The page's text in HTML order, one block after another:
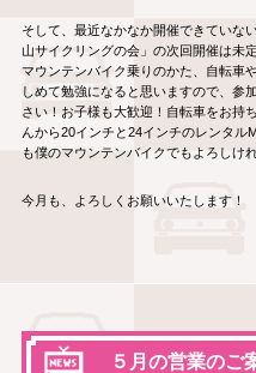
そして、最近なかなか開催できていな
山サイクリングの会」の次回開催は未定
マウンテンバイク乗りのかた、自転車
しめて勉強になると思いますので、参
さい！お子様も大歓迎！自転車をお持
んから20インチと24インチのレンタル
も僕のマウンテンバイクでもよろしけ
今月も、よろしくお願いいたします！
５月の営業のご